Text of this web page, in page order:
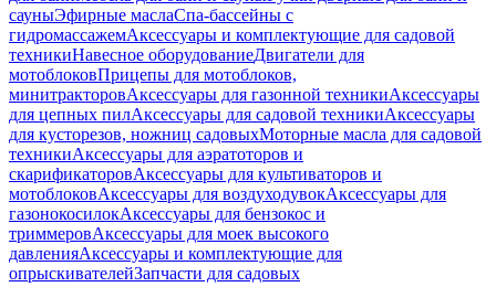
сауныЭфирные маслаСпа-бассейны с
гидромассажемАксессуары и комплектующие для садовой
техникиНавесное оборудованиеДвигатели для
мотоблоковПрицепы для мотоблоков,
минитракторовАксессуары для газонной техникиАксессуары
для цепных пилАксессуары для садовой техникиАксессуары
для кусторезов, ножниц садовыхМоторные масла для садовой
техникиАксессуары для аэратоторов и
скарификаторовАксессуары для культиваторов и
мотоблоковАксессуары для воздуходувокАксессуары для
газонокосилокАксессуары для бензокос и
триммеровАксессуары для моек высокого
давленияАксессуары и комплектующие для
опрыскивателейЗапчасти для садовых